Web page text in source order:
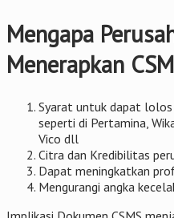
Mengapa
Menerapkan
Syarat untuk dapat
seperti di Pertamina,
Vico dll
Citra dan Kredibilitas
Dapat meningkatkan
Mengurangi angka